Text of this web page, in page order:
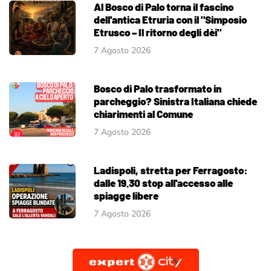
Al Bosco di Palo torna il fascino
dell'antica Etruria con il "Simposio
Etrusco – Il ritorno degli dèi"
7 Agosto 2026
Bosco di Palo trasformato in
parcheggio? Sinistra Italiana chiede
chiarimenti al Comune
7 Agosto 2026
Ladispoli, stretta per Ferragosto:
dalle 19.30 stop all'accesso alle
spiagge libere
7 Agosto 2026